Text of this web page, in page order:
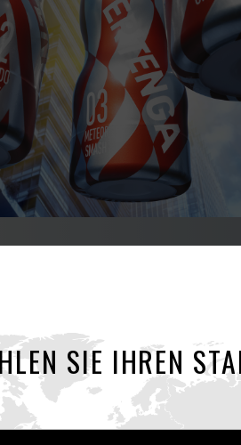
CUP
SIE IHREN